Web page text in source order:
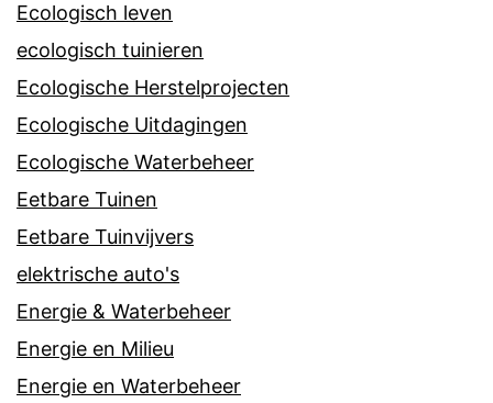
Ecologisch leven
ecologisch tuinieren
Ecologische Herstelprojecten
Ecologische Uitdagingen
Ecologische Waterbeheer
Eetbare Tuinen
Eetbare Tuinvijvers
elektrische auto's
Energie & Waterbeheer
Energie en Milieu
Energie en Waterbeheer